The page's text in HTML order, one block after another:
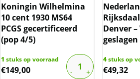
Koningin Wilhelmina
10 cent 1930 MS64
PCGS gecertificeerd
(pop 4/5)
1 stuks op voorraad
€149,00
Denver
4stuks op
€49,32